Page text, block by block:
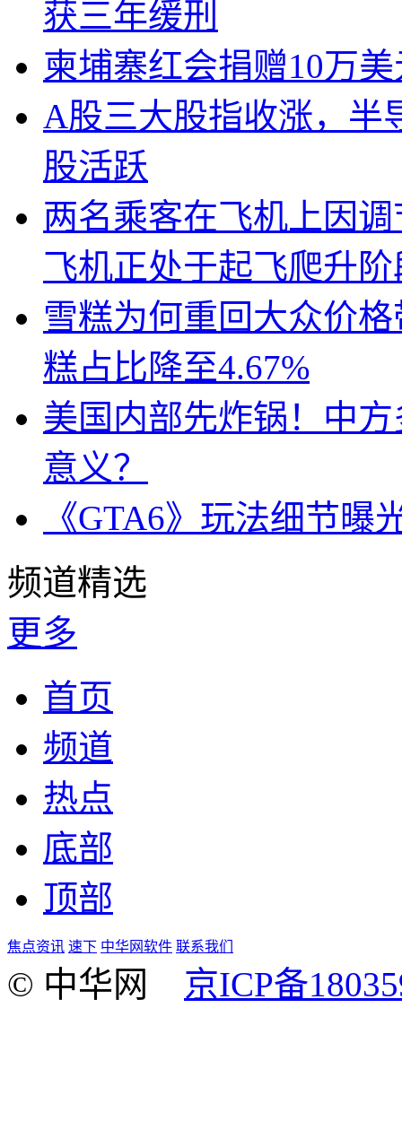
获三年缓刑
柬埔寨红会捐赠10万
A股三大股指收涨，半
股活跃
两名乘客在飞机上因
飞机正处于起飞爬升阶
雪糕为何重回大众价
糕占比降至4.67%
美国内部先炸锅！中
意义？
《GTA6》玩法细节
频道精选
更多
首页
频道
热点
底部
顶部
焦点资讯 速下 中华网软件 联系我们
© 中华网 京ICP备